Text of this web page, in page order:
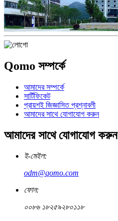
Qomo সম্পর্কে
আমাদের সম্পর্কে
সার্টিফিকেট
প্রায়শই জিজ্ঞাসিত প্রশ্নাবলী
আমাদের সাথে যোগাযোগ করুন
আমাদের সাথে যোগাযোগ করুন
ই-মেইল:
odm@qomo.com
ফোন:
০০৮৬ ১৮২৫৯২৮০১১৮